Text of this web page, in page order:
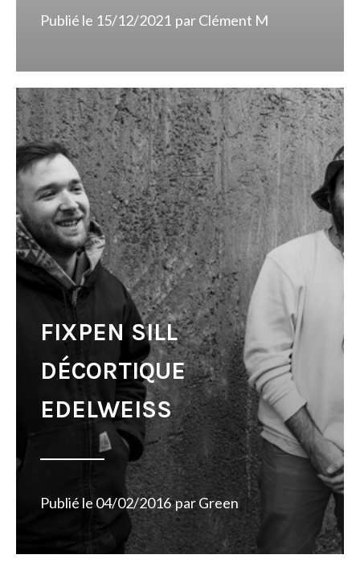
Publié le 15/12/2021 parClément M
FIXPEN SILL
DÉCORTIQUE
EDELWEISS
Publié le 04/02/2016 parGreen